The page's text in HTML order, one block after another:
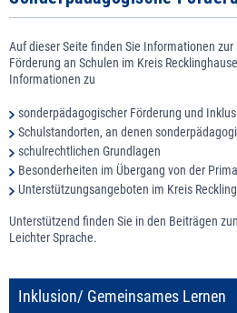
Auf dieser Seite finden Sie Informationen
Förderung an Schulen im Kreis
Informationen zu
sonderpädagogischer Förderung und
Schulstandorten, an denen
schulrechtlichen Grundlagen
Besonderheiten im Übergang von der
Unterstützungsangeboten im Kreis
Unterstützend finden Sie in den Beiträgen
Leichter Sprache.
Inklusion/ Gemeinsames Lernen